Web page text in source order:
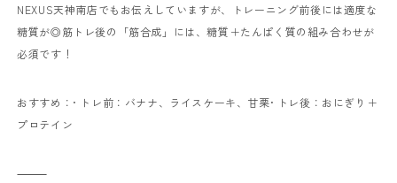
NEXUS天神南店でもお伝えしていますが、トレーニング前後には適度な
糖質が◎筋トレ後の「筋合成」には、糖質＋たんぱく質の組み合わせが
必須です！
おすすめ： • トレ前：バナナ、ライスケーキ、甘栗• トレ後：おにぎり＋
プロテイン
⸻